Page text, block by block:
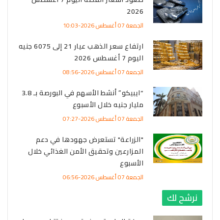
2026
الجمعة 07 أغسطس 2026-10:03
ارتفاع سعر الذهب عيار 21 إلى 6075 جنيه
اليوم 7 أغسطس 2026
الجمعة 07 أغسطس 2026-08:56
“ايبيكو” أنشط الأسهم في البورصة بـ 3.8
مليار جنيه خلال الأسبوع
الجمعة 07 أغسطس 2026-07:27
"الزراعة" تستعرض جهودها في دعم
المزارعين وتحقيق الأمن الغذائي خلال
الأسبوع
الجمعة 07 أغسطس 2026-06:56
نرشح لك